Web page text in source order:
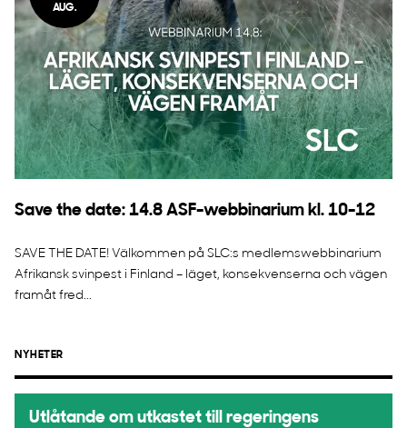
AUG.
Save the date: 14.8 ASF-webbinarium kl. 10-12
SAVE THE DATE! Välkommen på SLC:s medlemswebbinarium
Afrikansk svinpest i Finland – läget, konsekvenserna och vägen
framåt fred...
NYHETER
Utlåtande om utkastet till regeringens